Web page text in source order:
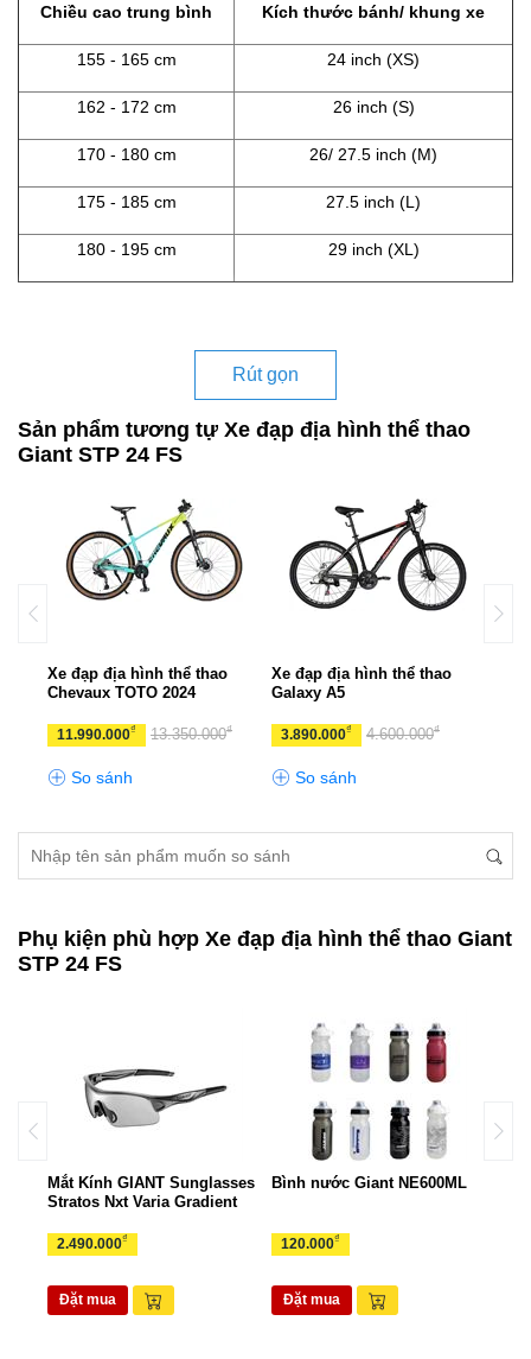
Chiều cao trung bình Kích thước bánh/ khung xe
155 - 165 cm 24 inch (XS)
162 - 172 cm 26 inch (S)
170 - 180 cm 26/ 27.5 inch (M)
175 - 185 cm 27.5 inch (L)
180 - 195 cm 29 inch (XL)
Rút gọn
Sản phẩm tương tự Xe đạp địa hình thể thao
Giant STP 24 FS
Xe đạp địa hình thể thao
Chevaux TOTO 2024
11.990.000₫ 13.350.000₫
So sánh
Xe đạp địa hình thể thao
Galaxy A5
3.890.000₫ 4.600.000₫
So sánh
Phụ kiện phù hợp Xe đạp địa hình thể thao Giant
STP 24 FS
Mắt Kính GIANT Sunglasses
Stratos Nxt Varia Gradient
2.490.000₫
Đặt mua
Bình nước Giant NE600ML
120.000₫
Đặt mua